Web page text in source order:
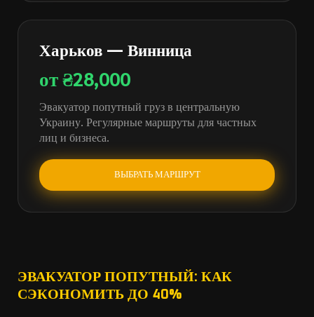
Харьков — Винница
от ₴28,000
Эвакуатор попутный груз в центральную
Украину. Регулярные маршруты для частных
лиц и бизнеса.
ВЫБРАТЬ МАРШРУТ
ЭВАКУАТОР ПОПУТНЫЙ: КАК
СЭКОНОМИТЬ ДО 40%